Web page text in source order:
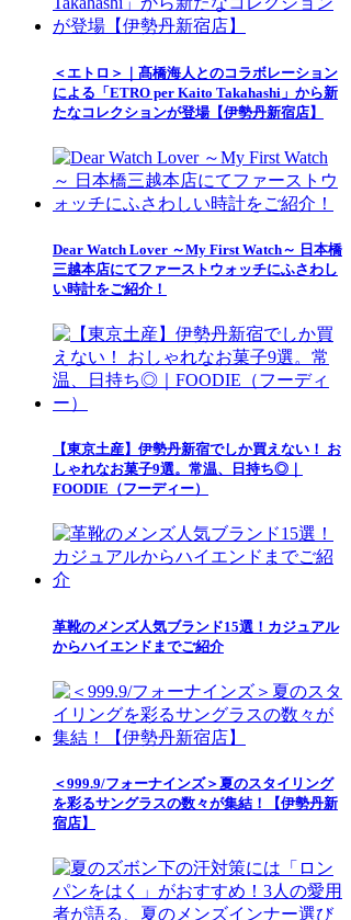
＜エトロ＞｜髙橋海人とのコラボレーション
による「ETRO per Kaito Takahashi」から新
たなコレクションが登場【伊勢丹新宿店】
Dear Watch Lover ～My First Watch～ 日本橋
三越本店にてファーストウォッチにふさわし
い時計をご紹介！
【東京土産】伊勢丹新宿でしか買えない！ お
しゃれなお菓子9選。常温、日持ち◎｜
FOODIE（フーディー）
革靴のメンズ人気ブランド15選！カジュアル
からハイエンドまでご紹介
＜999.9/フォーナインズ＞夏のスタイリング
を彩るサングラスの数々が集結！【伊勢丹新
宿店】